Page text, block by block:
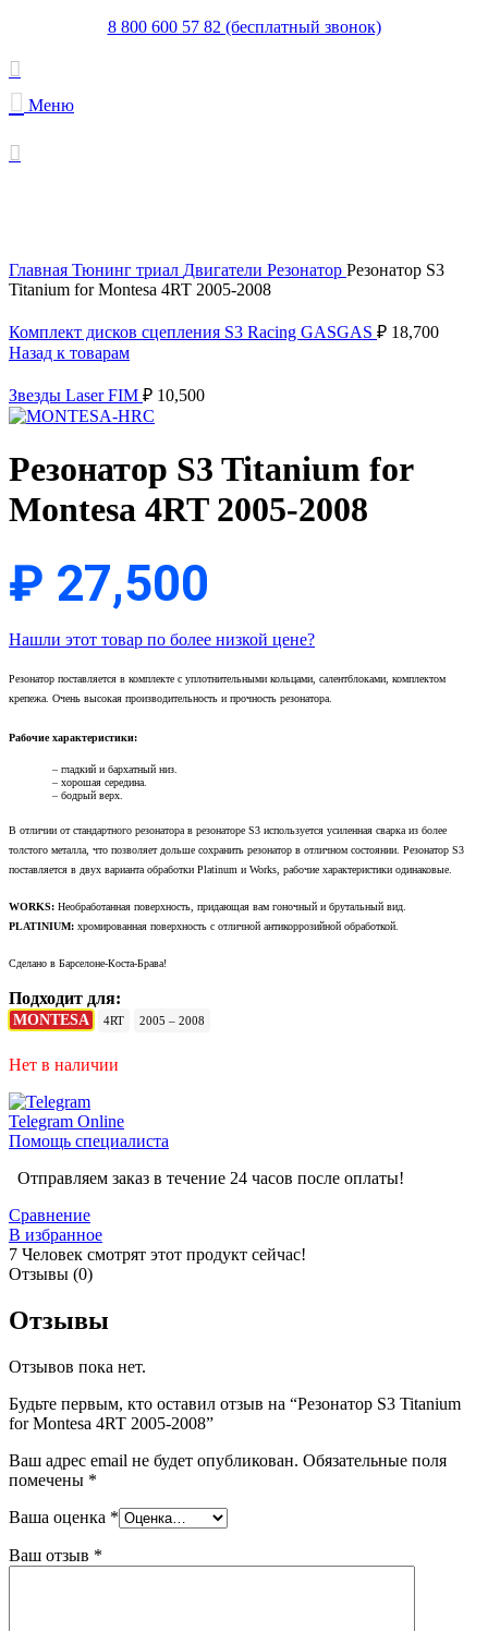
8 800 600 57 82 (бесплатный звонок)
Меню
Главная Тюнинг триал Двигатели Резонатор Резонатор S3
Titanium for Montesa 4RT 2005-2008
Комплект дисков сцепления S3 Racing GASGAS ₽ 18,700
Назад к товарам
Звезды Laser FIM ₽ 10,500
Резонатор S3 Titanium for
Montesa 4RT 2005-2008
₽ 27,500
Нашли этот товар по более низкой цене?
Резонатор поставляется в комплекте с уплотнительными кольцами, салентблоками, комплектом
крепежа. Очень высокая производительность и прочность резонатора.
Рабочие характеристики:
– гладкий и бархатный низ.
– хорошая середина.
– бодрый верх.
В отличии от стандартного резонатора в резонаторе S3 используется усиленная сварка из более
толстого металла, что позволяет дольше сохранить резонатор в отличном состоянии. Резонатор S3
поставляется в двух варианта обработки Platinum и Works, рабочие характеристики одинаковые.
WORKS: Необработанная поверхность, придающая вам гоночный и брутальный вид.
PLATINIUM: хромированная поверхность с отличной антикоррозийной обработкой.
Сделано в Барселоне-Коста-Брава!
Подходит для:
MONTESA 4RT 2005 – 2008
Нет в наличии
Telegram Online
Помощь специалиста
Отправляем заказ в течение 24 часов после оплаты!
Сравнение
В избранное
7 Человек смотрят этот продукт сейчас!
Отзывы (0)
Отзывы
Отзывов пока нет.
Будьте первым, кто оставил отзыв на “Резонатор S3 Titanium
for Montesa 4RT 2005-2008”
Ваш адрес email не будет опубликован. Обязательные поля
помечены *
Ваша оценка *
Ваш отзыв *